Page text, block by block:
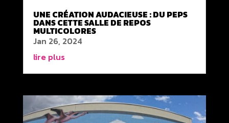
UNE CRÉATION AUDACIEUSE : DU PEPS
DANS CETTE SALLE DE REPOS
MULTICOLORES
Jan 26, 2024
lire plus